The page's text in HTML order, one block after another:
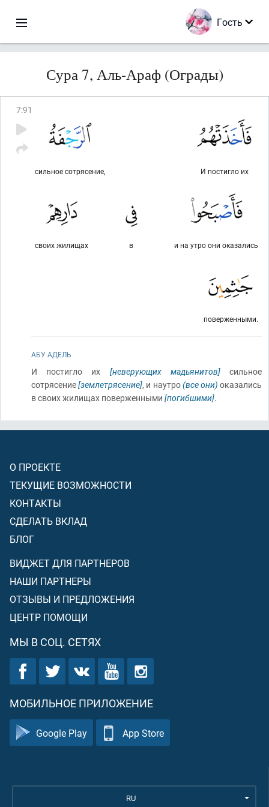
Гость
Сура 7, Аль-Араф (Ограды)
7:91
И постигло их
сильное сотрясение,
и на утро они оказались
в
своих жилищах
поверженными.
АБУ АДЕЛЬ
И постигло их [неверующих мадьянитов]сильное
сотрясение[землетрясение], и наутро(все они) оказались
в своих жилищах поверженными [погибшими].
О ПРОЕКТЕ
ТЕКУЩИЕ ВОЗМОЖНОСТИ
КОНТАКТЫ
СДЕЛАТЬ ВКЛАД
БЛОГ
ВИДЖЕТ ДЛЯ ПАРТНЕРОВ
НАШИ ПАРТНЕРЫ
ОТЗЫВЫ И ПРЕДЛОЖЕНИЯ
ЦЕНТР ПОМОЩИ
МЫ В СОЦ. СЕТЯХ
МОБИЛЬНОЕ ПРИЛОЖЕНИЕ
Google Play App Store
RU